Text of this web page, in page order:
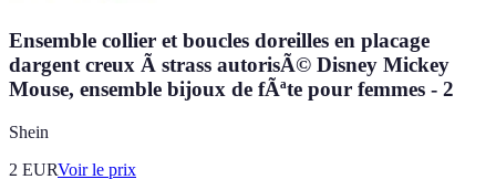
Ensemble collier et boucles doreilles en placage
dargent creux Ã strass autorisÃ© Disney Mickey
Mouse, ensemble bijoux de fÃªte pour femmes - 2
Shein
2 EURVoir le prix